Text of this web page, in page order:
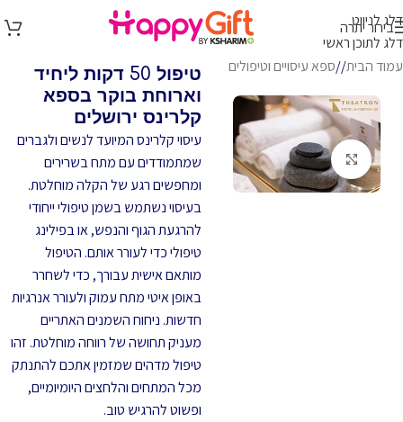
דלג לניווט
דלג לתוכן ראשי
בירור יתרה
עמוד הבית/ ספא עיסויים וטיפולים
לחץ להגדלה
טיפול 50 דקות ליחיד
וארוחת בוקר בספא
קלרינס ירושלים
עיסוי קלרינס המיועד לנשים ולגברים
שמתמודדים עם מתח בשרירים
ומחפשים רגע של הקלה מוחלטת.
בעיסוי נשתמש בשמן טיפולי ייחודי
להרגעת הגוף והנפש, או בפילינג
טיפולי כדי לעורר אותם. הטיפול
מותאם אישית עבורך, כדי לשחרר
באופן איטי מתח עמוק ולעורר אנרגיות
חדשות. ניחוח השמנים האתריים
מעניק תחושה של רווחה מוחלטת. זהו
טיפול מדהים שמזמין אתכם להתנתק
מכל המתחים והלחצים היומיומיים,
ופשוט להרגיש טוב.